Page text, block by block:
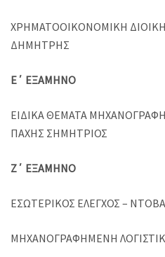
ΧΡΗΜΑΤΟΟΙΚΟΝΟΜΙΚΗ
ΔΗΜΗΤΡΗΣ
Ε΄ ΕΞΑΜΗΝΟ
ΕΙΔΙΚΑ ΘΕΜΑΤΑ
ΠΑΧΗΣ ΣΗΜΗΤΡΙΟΣ
Ζ΄ ΕΞΑΜΗΝΟ
ΕΣΩΤΕΡΙΚΟΣ ΕΛΕΓΧΟΣ –
ΜΗΧΑΝΟΓΡΑΦΗΜΕΝΗ